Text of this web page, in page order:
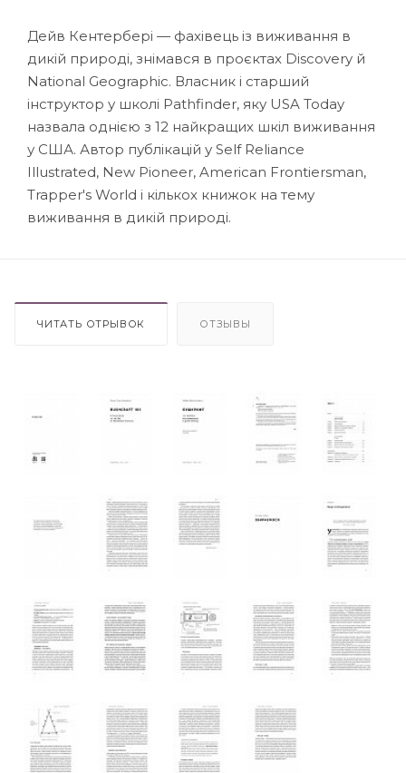
Дейв Кентербері — фахівець із виживання в
дикій природі, знімався в проєктах Discovery й
National Geographic. Власник і старший
інструктор у школі Pathfinder, яку USA Today
назвала однією з 12 найкращих шкіл виживання
у США. Автор публікацій у Self Reliance
Illustrated, New Pioneer, American Frontiersman,
Trapper's World і кількох книжок на тему
виживання в дикій природі.
ЧИТАТЬ ОТРЫВОК ОТЗЫВЫ